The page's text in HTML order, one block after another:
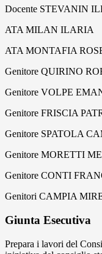
Docente STEVANIN
ATA MILAN ILARIA
ATA MONTAFIA
Genitore QUIRINO
Genitore VOLPE
Genitore FRISCIA
Genitore SPATOLA
Genitore MORETTI
Genitore CONTI
Genitori CAMPIA
Giunta Esecutiva
Prepara i lavori del